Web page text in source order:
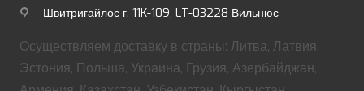
Швитригайлос г. 11K-109, LT-03228 Вильнюс
Осуществляем доставку в страны: Литва, Латвия,
Эстония, Польша, Украина, Грузия, Азербайджан,